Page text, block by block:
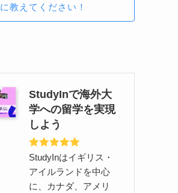
に教えてください！
StudyInで海外大
学への留学を実現
しよう
StudyInはイギリス・
アイルランドを中心
に、カナダ、アメリ